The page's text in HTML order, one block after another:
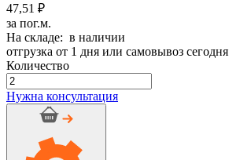
47,51 ₽
за пог.м.
На складе: в наличии
отгрузка от 1 дня или самовывоз сегодня
Количество
Количество
товара
Трубка
ТермаЭКО
Нужна консультация